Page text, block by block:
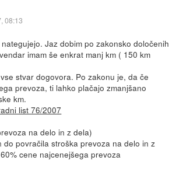
08:13
Jaz dobim po zakonsko določenih
imam še enkrat manj km ( 150 km
stvar dogovora. Po zakonu je, da če
prevoza, ti lahko plačajo zmanjšano
km.
list 76/2007
na delo in z dela)
do povračila stroška prevoza na delo in z
cene najcenejšega prevoza